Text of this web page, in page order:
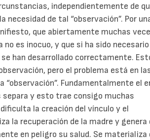
independientemente de
de tal “observación”. Por
que abiertamente muchas
es inocuo, y que si ha sido
han desarrollado correctamente.
pero el problema está en
“observación”. Fundamentalmente el
separa y esto trae consigo muchas
la creación del vínculo y el
la recuperación de la madre y genera
en peligro su salud. Se materializa